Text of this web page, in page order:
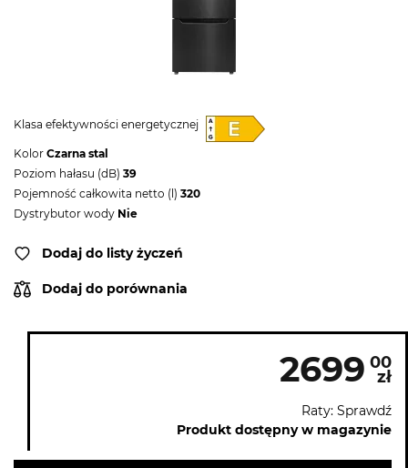
Klasa efektywności energetycznej
Kolor Czarna stal
Poziom hałasu (dB) 39
Pojemność całkowita netto (l) 320
Dystrybutor wody Nie
Dodaj do listy życzeń
Dodaj do porównania
2699 00
zł
Raty: Sprawdź
Produkt dostępny w magazynie